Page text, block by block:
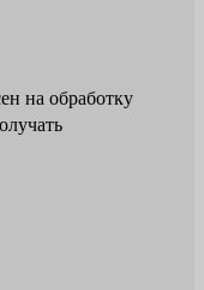
на обработку